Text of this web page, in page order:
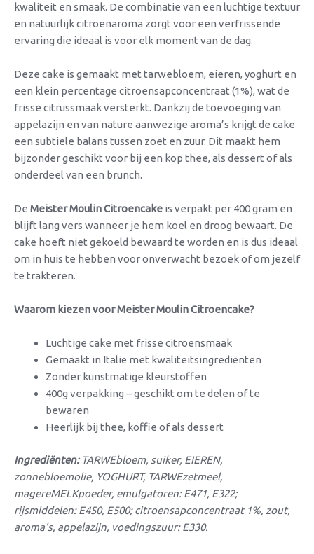
kwaliteit en smaak. De combinatie van een luchtige textuur
en natuurlijk citroenaroma zorgt voor een verfrissende
ervaring die ideaal is voor elk moment van de dag.
Deze cake is gemaakt met tarwebloem, eieren, yoghurt en
een klein percentage citroensapconcentraat (1%), wat de
frisse citrussmaak versterkt. Dankzij de toevoeging van
appelazijn en van nature aanwezige aroma’s krijgt de cake
een subtiele balans tussen zoet en zuur. Dit maakt hem
bijzonder geschikt voor bij een kop thee, als dessert of als
onderdeel van een brunch.
De Meister Moulin Citroencake is verpakt per 400 gram en
blijft lang vers wanneer je hem koel en droog bewaart. De
cake hoeft niet gekoeld bewaard te worden en is dus ideaal
om in huis te hebben voor onverwacht bezoek of om jezelf
te trakteren.
Waarom kiezen voor Meister Moulin Citroencake?
Luchtige cake met frisse citroensmaak
Gemaakt in Italië met kwaliteitsingrediënten
Zonder kunstmatige kleurstoffen
400g verpakking – geschikt om te delen of te
bewaren
Heerlijk bij thee, koffie of als dessert
Ingrediënten:TARWEbloem, suiker, EIEREN,
zonnebloemolie, YOGHURT, TARWEzetmeel,
magereMELKpoeder, emulgatoren: E471, E322;
rijsmiddelen: E450, E500; citroensapconcentraat 1%, zout,
aroma’s, appelazijn, voedingszuur: E330.